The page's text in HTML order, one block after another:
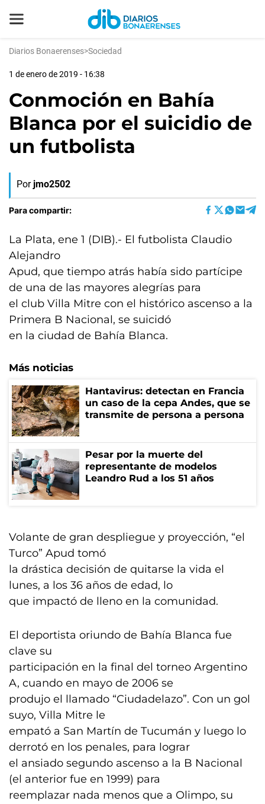
Diarios Bonaerenses>Sociedad
1 de enero de 2019 - 16:38
Conmoción en Bahía
Blanca por el suicidio de
un futbolista
Por jmo2502
Para compartir:
La Plata, ene 1 (DIB).- El futbolista Claudio
Alejandro
Apud, que tiempo atrás había sido partícipe
de una de las mayores alegrías para
el club Villa Mitre con el histórico ascenso a la
Primera B Nacional, se suicidó
en la ciudad de Bahía Blanca.
Más noticias
Hantavirus: detectan en Francia
un caso de la cepa Andes, que se
transmite de persona a persona
Pesar por la muerte del
representante de modelos
Leandro Rud a los 51 años
Volante de gran despliegue y proyección, “el
Turco” Apud tomó
la drástica decisión de quitarse la vida el
lunes, a los 36 años de edad, lo
que impactó de lleno en la comunidad.
El deportista oriundo de Bahía Blanca fue
clave su
participación en la final del torneo Argentino
A, cuando en mayo de 2006 se
produjo el llamado “Ciudadelazo”. Con un gol
suyo, Villa Mitre le
empató a San Martín de Tucumán y luego lo
derrotó en los penales, para lograr
el ansiado segundo ascenso a la B Nacional
(el anterior fue en 1999) para
reemplazar nada menos que a Olimpo, su